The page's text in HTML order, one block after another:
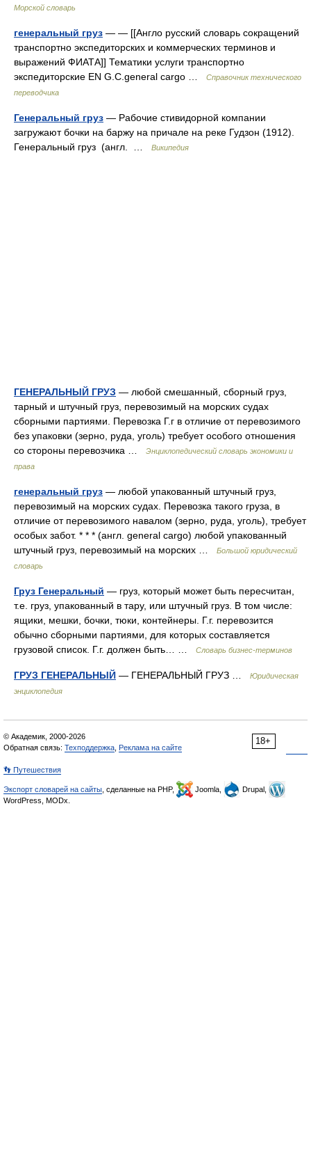
Морской словарь
генеральный груз — — [[Англо русский словарь сокращений
транспортно экспедиторских и коммерческих терминов и
выражений ФИАТА]] Тематики услуги транспортно
экспедиторские EN G.С.general cargo …
Справочник технического
переводчика
Генеральный груз — Рабочие стивидорной компании
загружают бочки на баржу на причале на реке Гудзон (1912).
Генеральный груз (англ. …
Википедия
ГЕНЕРАЛЬНЫЙ ГРУЗ — любой смешанный, сборный груз,
тарный и штучный груз, перевозимый на морских судах
сборными партиями. Перевозка Г.г в отличие от перевозимого
без упаковки (зерно, руда, уголь) требует особого отношения
со стороны перевозчика …
Энциклопедический словарь экономики и
права
генеральный груз — любой упакованный штучный груз,
перевозимый на морских судах. Перевозка такого груза, в
отличие от перевозимого навалом (зерно, руда, уголь), требует
особых забот. * * * (англ. general cargo) любой упакованный
штучный груз, перевозимый на морских …
Большой юридический
словарь
Груз Генеральный — груз, который может быть пересчитан,
т.е. груз, упакованный в тару, или штучный груз. В том числе:
ящики, мешки, бочки, тюки, контейнеры. Г.г. перевозится
обычно сборными партиями, для которых составляется
грузовой список. Г.г. должен быть… …
Словарь бизнес-терминов
ГРУЗ ГЕНЕРАЛЬНЫЙ — ГЕНЕРАЛЬНЫЙ ГРУЗ …
Юридическая
энциклопедия
18+
© Академик, 2000-2026
Обратная связь: Техподдержка Реклама на сайте
👣 Путешествия
Экспорт словарей на сайты , сделанные на PHP, Joomla,
Drupal,
WordPress, MODx.